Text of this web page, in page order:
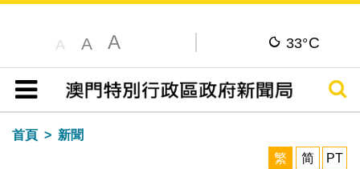
A A A 33°C
目錄
搜尋
首頁
新聞
繁
简 PT